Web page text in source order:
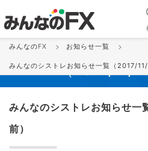
みんなのシスト
（2017/11/
みんなのFX お知らせ一覧
みんなのシストレお知らせ一覧（2017/11/
みんなのシストレお知らせ
前）